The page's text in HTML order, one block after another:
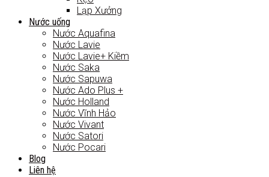
Lạp Xưởng
Nước uống
Nước Aquafina
Nước Lavie
Nước Lavie+ Kiềm
Nước Saka
Nước Sapuwa
Nước Ado Plus +
Nước Holland
Nước Vĩnh Hảo
Nước Vivant
Nước Satori
Nước Pocari
Blog
Liên hệ